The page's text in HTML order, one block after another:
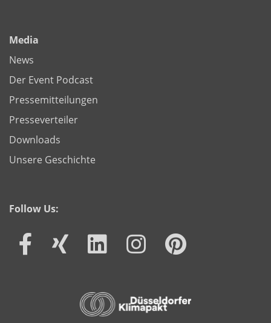
Media
News
Der Event Podcast
Pressemitteilungen
Presseverteiler
Downloads
Unsere Geschichte
Follow Us: